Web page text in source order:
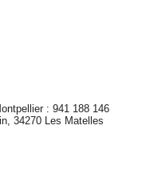
: 941 188 146
34270 Les Matelles